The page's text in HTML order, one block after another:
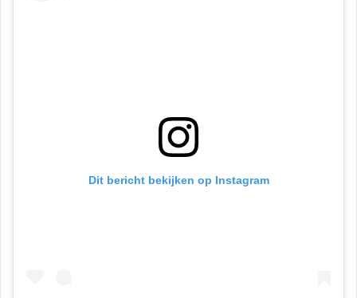
Dit bericht bekijken op Instagram